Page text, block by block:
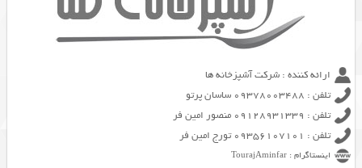
ارائه کننده : شرکت آشپزخانه ها
تلفن : 09378003488 ساسان پرتو
تلفن : 09128931339 منصور امین فر
تلفن : 09356107101 تورج امین فر
اینستاگرام : TourajAminfar